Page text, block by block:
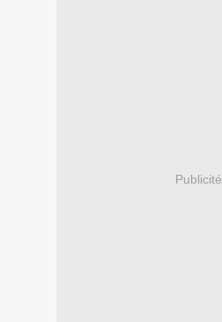
Publicité